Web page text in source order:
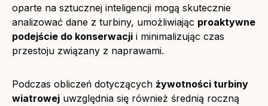
oparte na sztucznej inteligencji mogą skutecznie
analizować dane z turbiny, umożliwiając proaktywne
podejście do konserwacji i minimalizując czas
przestoju związany z naprawami.
Podczas obliczeń dotyczących żywotności turbiny
wiatrowej uwzględnia się również średnią roczną